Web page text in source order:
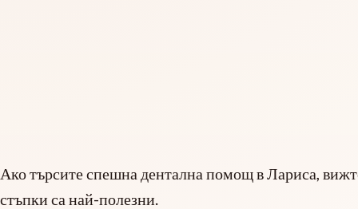
Ако търсите спешна дентална помощ в Лариса,
стъпки са най-полезни.